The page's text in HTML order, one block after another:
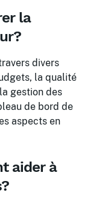
la
divers
la qualité
gestion des
de bord de
aspects en
aider à